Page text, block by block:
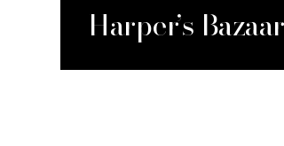
Harper’s Bazaar